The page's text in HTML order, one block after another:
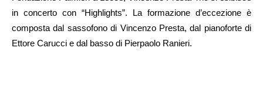
in concerto con “Highlights”. La formazione d’eccezione è
composta dal sassofono di Vincenzo Presta, dal pianoforte di
Ettore Carucci e dal basso di Pierpaolo Ranieri.